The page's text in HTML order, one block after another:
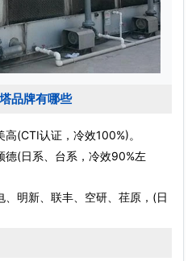
品牌有哪些
(CTI认证，冷效100%)。
(日系、台系，冷效90%左
明新、联丰、空研、荏原，(日